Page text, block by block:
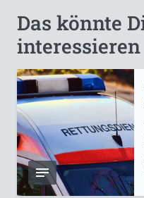
Das könnte
interessieren